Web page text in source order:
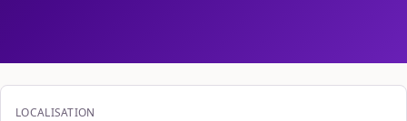
LOCALISATION